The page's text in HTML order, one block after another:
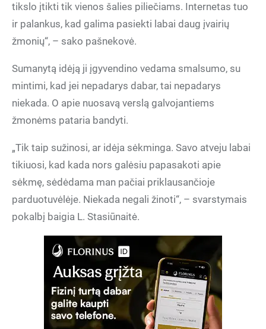
tikslo įtikti tik vienos šalies piliečiams. Internetas tuo
ir palankus, kad galima pasiekti labai daug įvairių
žmonių“, – sako pašnekovė.
Sumanytą idėją ji įgyvendino vedama smalsumo, su
mintimi, kad jei nepadarys dabar, tai nepadarys
niekada. O apie nuosavą verslą galvojantiems
žmonėms pataria bandyti.
„Tik taip sužinosi, ar idėja sėkminga. Savo atveju labai
tikiuosi, kad kada nors galėsiu papasakoti apie
sėkmę, sėdėdama man pačiai priklausančioje
parduotuvėlėje. Niekada negali žinoti“, – svarstymais
pokalbį baigia L. Stasiūnaitė.